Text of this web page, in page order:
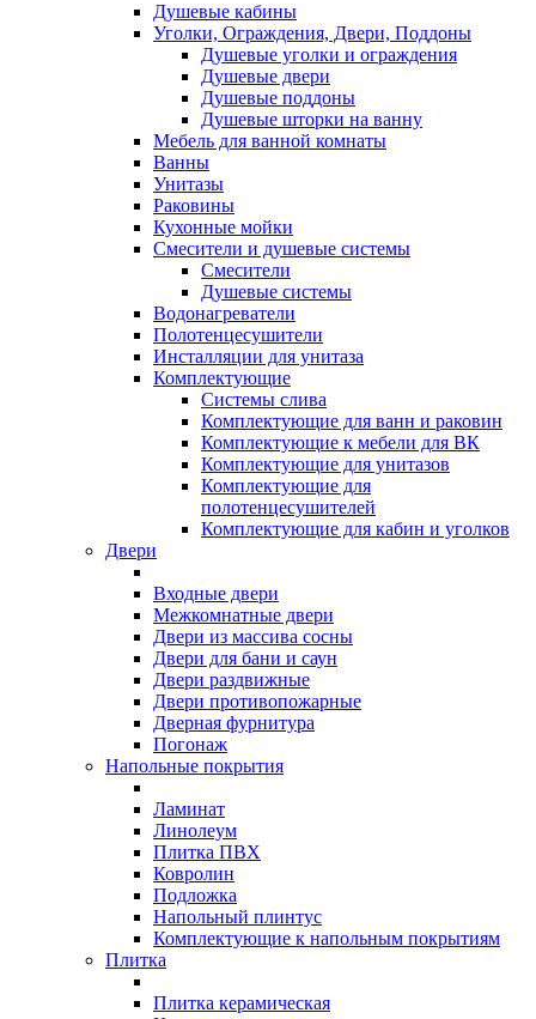
Душевые кабины
Уголки, Ограждения, Двери, Поддоны
Душевые уголки и ограждения
Душевые двери
Душевые поддоны
Душевые шторки на ванну
Мебель для ванной комнаты
Ванны
Унитазы
Раковины
Кухонные мойки
Смесители и душевые системы
Смесители
Душевые системы
Водонагреватели
Полотенцесушители
Инсталляции для унитаза
Комплектующие
Системы слива
Комплектующие для ванн и раковин
Комплектующие к мебели для ВК
Комплектующие для унитазов
Комплектующие для
полотенцесушителей
Комплектующие для кабин и уголков
Двери
Входные двери
Межкомнатные двери
Двери из массива сосны
Двери для бани и саун
Двери раздвижные
Двери противопожарные
Дверная фурнитура
Погонаж
Напольные покрытия
Ламинат
Линолеум
Плитка ПВХ
Ковролин
Подложка
Напольный плинтус
Комплектующие к напольным покрытиям
Плитка
Плитка керамическая